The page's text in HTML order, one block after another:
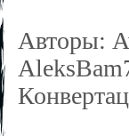
Авторы: